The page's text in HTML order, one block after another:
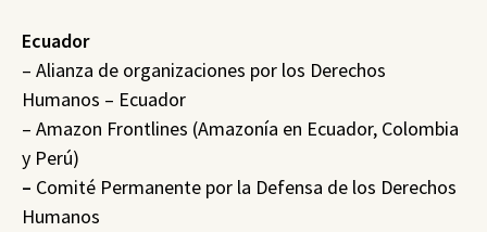
Ecuador
– Alianza de organizaciones por los Derechos
Humanos – Ecuador
– Amazon Frontlines (Amazonía en Ecuador, Colombia
y Perú)
– Comité Permanente por la Defensa de los Derechos
Humanos